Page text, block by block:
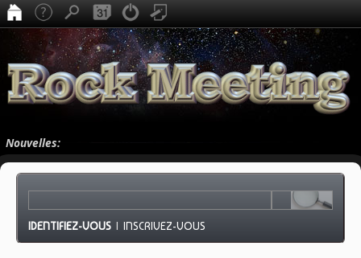
Nouvelles:
IDENTIFIEZ-VOUS |INSCRIVEZ-VOUS